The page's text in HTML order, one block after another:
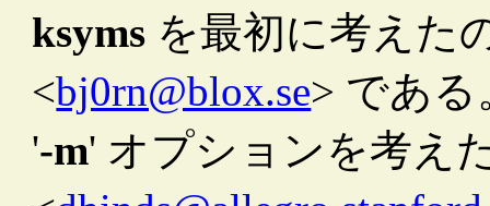
ksyms を最初に考えた
<bj0rn@blox.se> である
'-m' オプションを考え